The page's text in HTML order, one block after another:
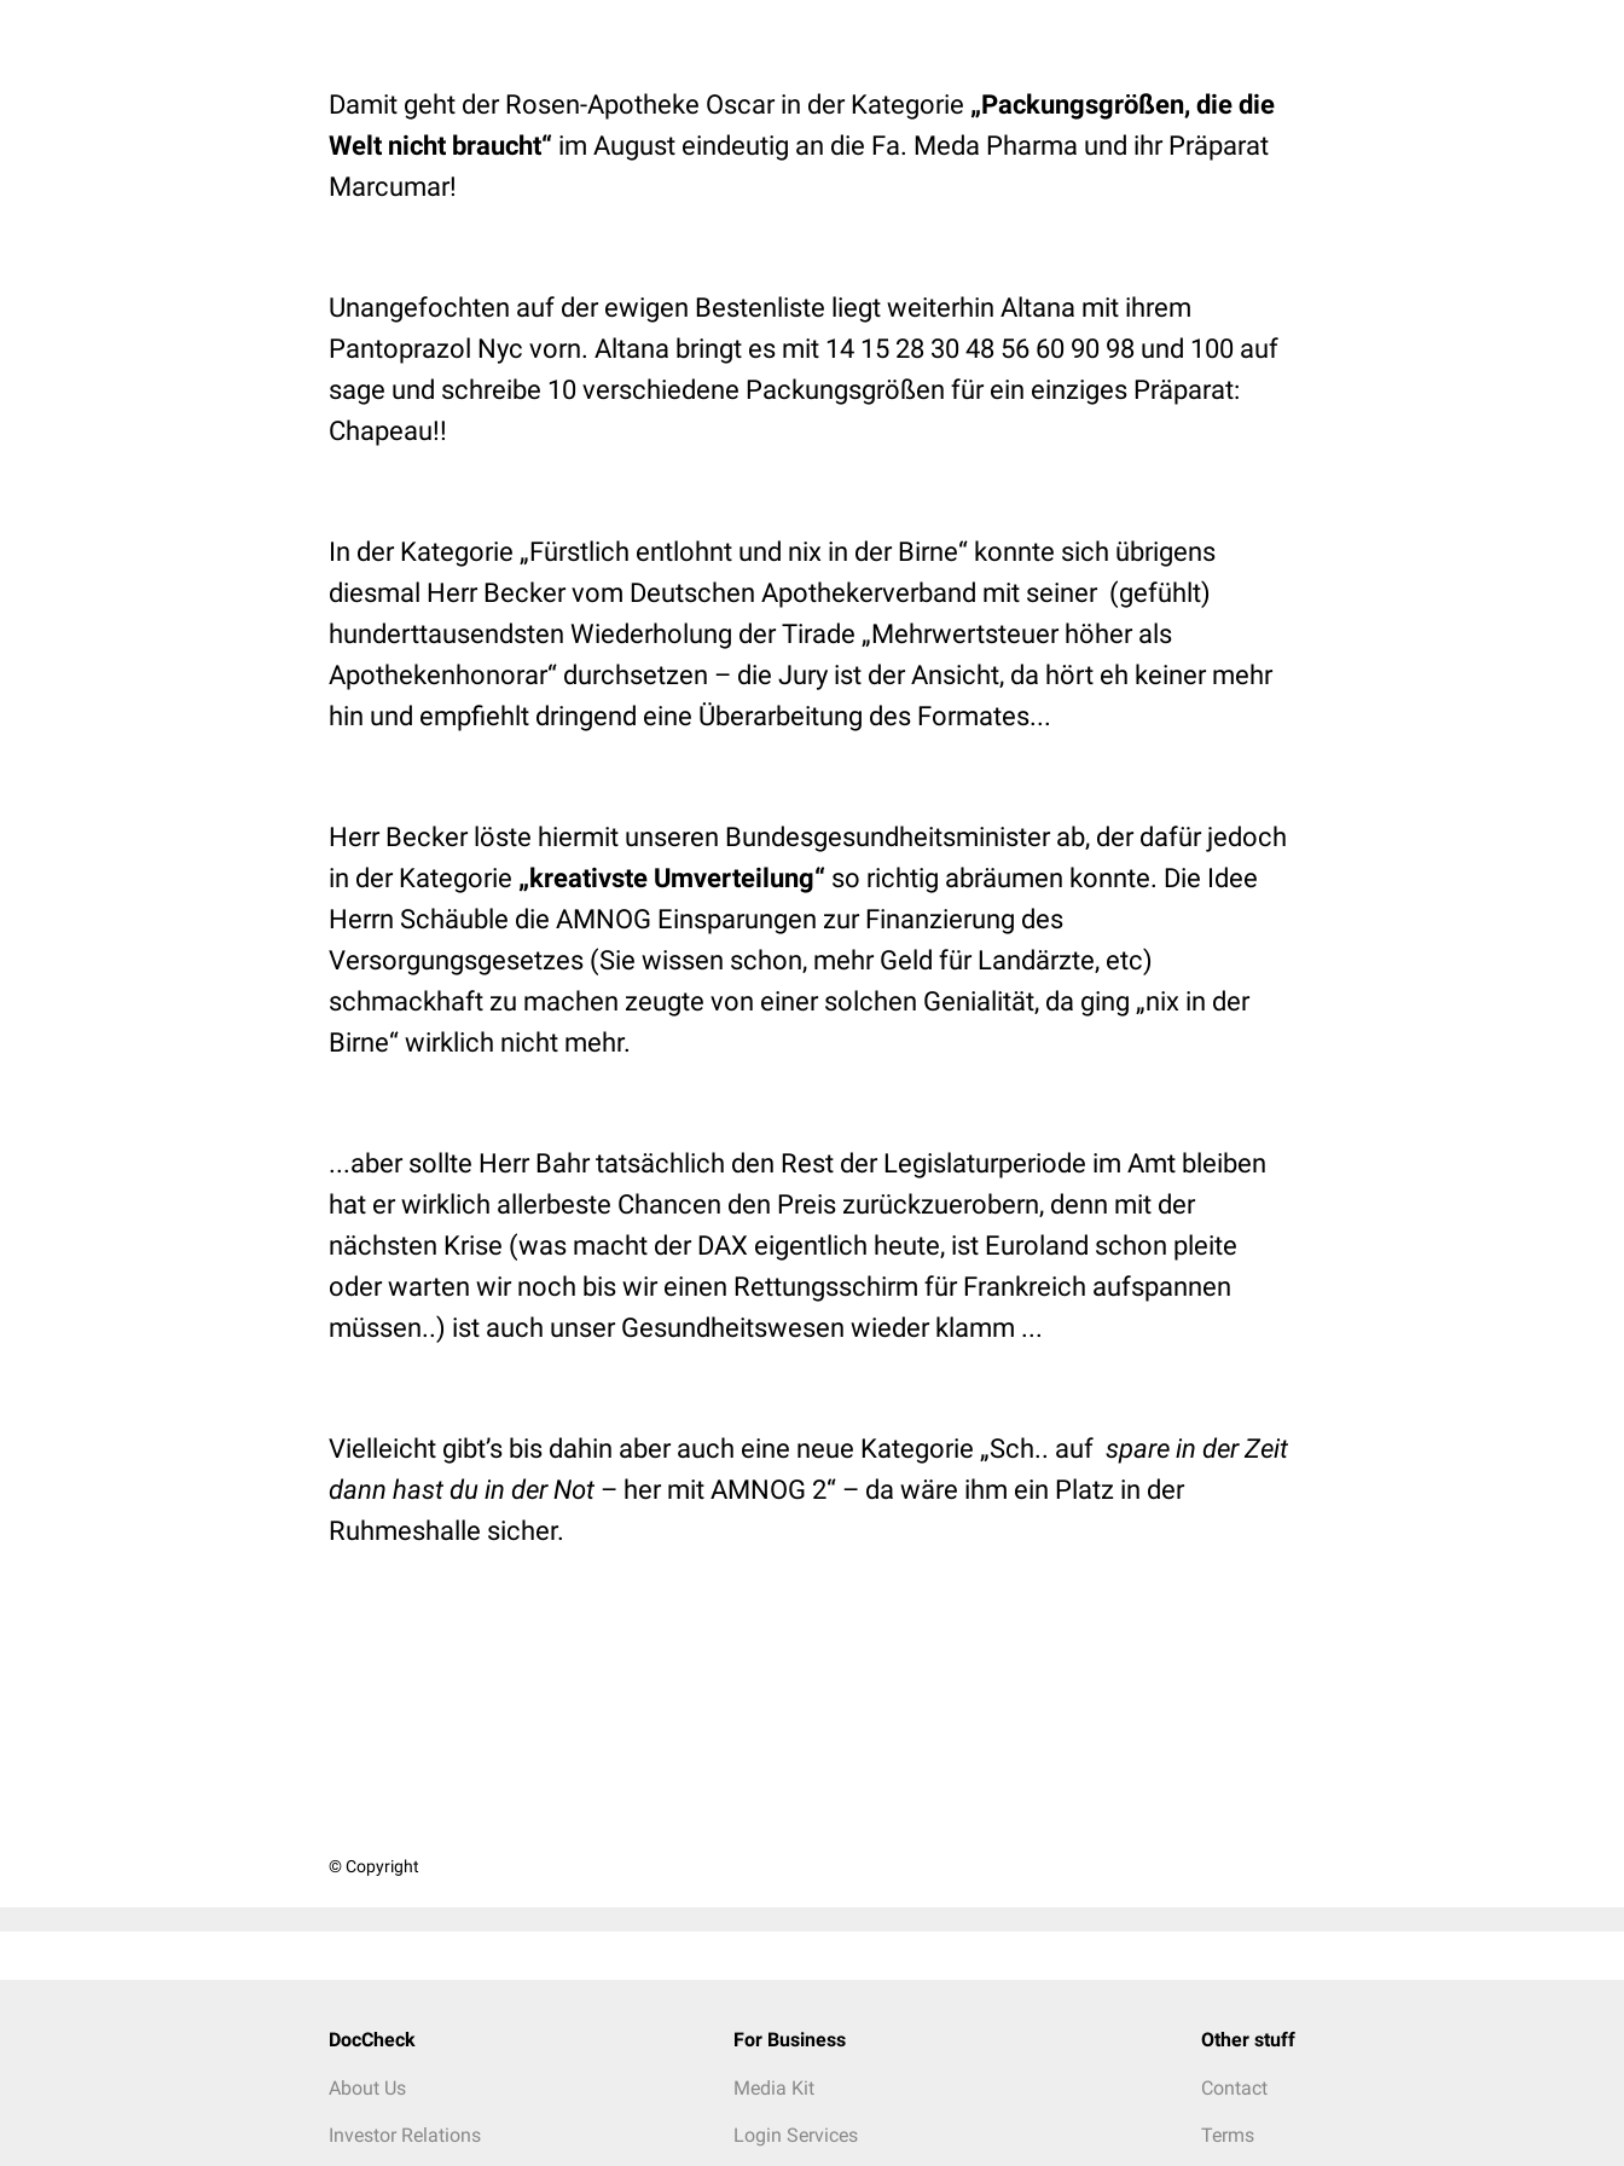
Damit geht der Rosen-Apotheke Oscar in der Kategorie „Packungsgrößen, die die
Welt nicht braucht“ im August eindeutig an die Fa. Meda Pharma und ihr Präparat
Marcumar!
Unangefochten auf der ewigen Bestenliste liegt weiterhin Altana mit ihrem
Pantoprazol Nyc vorn. Altana bringt es mit 14 15 28 30 48 56 60 90 98 und 100 auf
sage und schreibe 10 verschiedene Packungsgrößen für ein einziges Präparat:
Chapeau!!
In der Kategorie „Fürstlich entlohnt und nix in der Birne“ konnte sich übrigens
diesmal Herr Becker vom Deutschen Apothekerverband mit seiner (gefühlt)
hunderttausendsten Wiederholung der Tirade „Mehrwertsteuer höher als
Apothekenhonorar“ durchsetzen – die Jury ist der Ansicht, da hört eh keiner mehr
hin und empfiehlt dringend eine Überarbeitung des Formates...
Herr Becker löste hiermit unseren Bundesgesundheitsminister ab, der dafür jedoch
in der Kategorie „kreativste Umverteilung“ so richtig abräumen konnte. Die Idee
Herrn Schäuble die AMNOG Einsparungen zur Finanzierung des
Versorgungsgesetzes (Sie wissen schon, mehr Geld für Landärzte, etc)
schmackhaft zu machen zeugte von einer solchen Genialität, da ging „nix in der
Birne“ wirklich nicht mehr.
...aber sollte Herr Bahr tatsächlich den Rest der Legislaturperiode im Amt bleiben
hat er wirklich allerbeste Chancen den Preis zurückzuerobern, denn mit der
nächsten Krise (was macht der DAX eigentlich heute, ist Euroland schon pleite
oder warten wir noch bis wir einen Rettungsschirm für Frankreich aufspannen
müssen..) ist auch unser Gesundheitswesen wieder klamm ...
Vielleicht gibt’s bis dahin aber auch eine neue Kategorie „Sch.. auf spare in der Zeit
dann hast du in der Not – her mit AMNOG 2“ – da wäre ihm ein Platz in der
Ruhmeshalle sicher.
© Copyright
DocCheck
About Us
Investor Relations
For Business
Media Kit
Login Services
Other stuff
Contact
Terms